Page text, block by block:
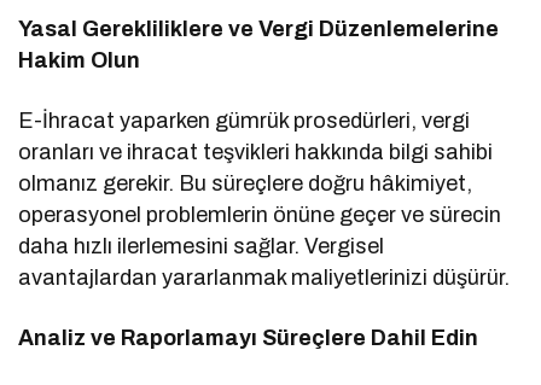
Yasal Gerekliliklere ve Vergi Düzenlemelerine
Hakim Olun
E-İhracat yaparken gümrük prosedürleri, vergi
oranları ve ihracat teşvikleri hakkında bilgi sahibi
olmanız gerekir. Bu süreçlere doğru hâkimiyet,
operasyonel problemlerin önüne geçer ve sürecin
daha hızlı ilerlemesini sağlar. Vergisel
avantajlardan yararlanmak maliyetlerinizi düşürür.
Analiz ve Raporlamayı Süreçlere Dahil Edin